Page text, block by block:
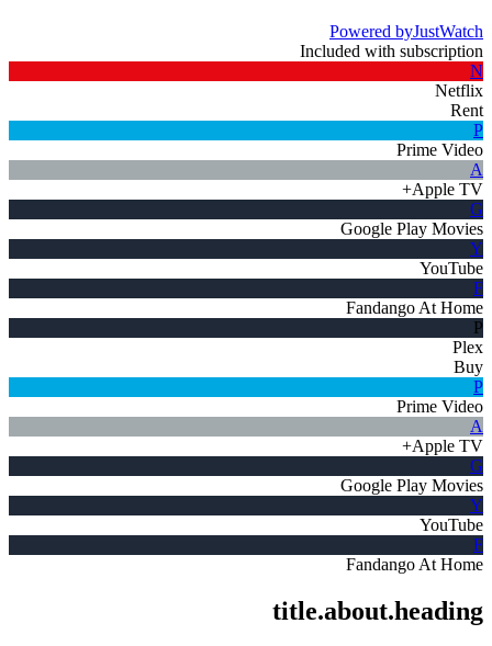
Powered byJustWatch
Included with subscription
N
Netflix
Rent
P
Prime Video
A
Apple TV+
G
Google Play Movies
Y
YouTube
F
Fandango At Home
P
Plex
Buy
P
Prime Video
A
Apple TV+
G
Google Play Movies
Y
YouTube
F
Fandango At Home
title.about.heading